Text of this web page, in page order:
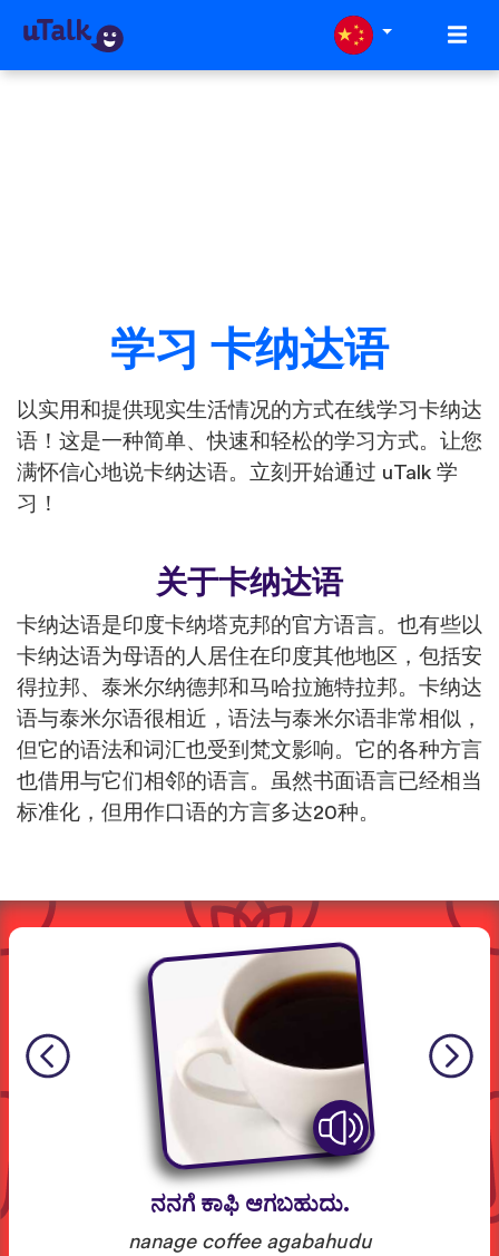
学习 卡纳达语
以实用和提供现实生活情况的方式在线学习卡纳达
语！这是一种简单、快速和轻松的学习方式。让您
满怀信心地说卡纳达语。立刻开始通过 uTalk 学
习！
关于卡纳达语
卡纳达语是印度卡纳塔克邦的官方语言。也有些以
卡纳达语为母语的人居住在印度其他地区，包括安
得拉邦、泰米尔纳德邦和马哈拉施特拉邦。卡纳达
语与泰米尔语很相近，语法与泰米尔语非常相似，
但它的语法和词汇也受到梵文影响。它的各种方言
也借用与它们相邻的语言。虽然书面语言已经相当
标准化，但用作口语的方言多达20种。
ನನಗೆ ಕಾಫಿ ಆಗಬಹುದು.
nanage coffee agabahudu